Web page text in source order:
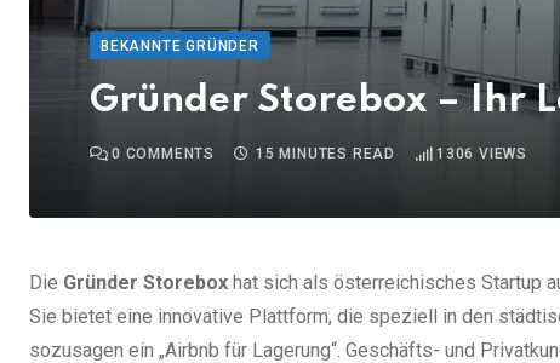
BEKANNTE GRÜNDER
Gründer Storebox – Ihr
0 COMMENTS 15 MINUTES READ 1306 VIEWS
Die Gründer Storebox hat sich als österreichisches Startup
Sie bietet eine innovative Plattform, die speziell in den
sozusagen ein „Airbnb für Lagerung“. Geschäfts- und